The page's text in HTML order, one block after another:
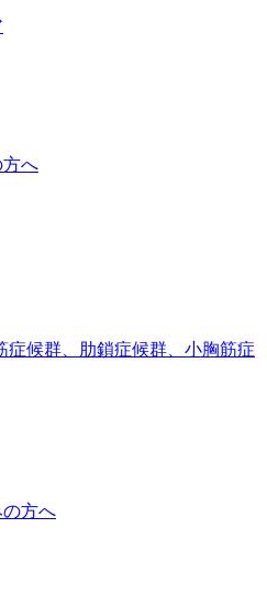
へ
症候群、肋鎖症候群、小胸筋症
方へ